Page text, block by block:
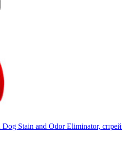
Stain and Odor Eliminator, спрей